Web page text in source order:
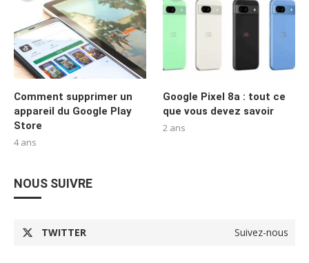
Comment supprimer un
appareil du Google Play
Store
4 ans
Google Pixel 8a : tout ce
que vous devez savoir
2 ans
NOUS SUIVRE
TWITTER Suivez-nous